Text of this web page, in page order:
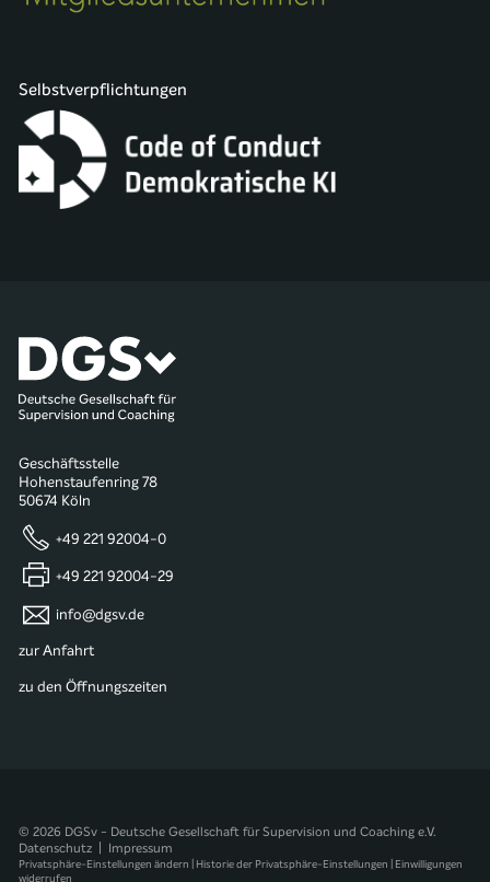
Selbstverpflichtungen
Geschäftsstelle
Hohenstaufenring 78
50674 Köln
+49 221 92004-0
+49 221 92004-29
info@dgsv.de
zur Anfahrt
zu den Öffnungszeiten
© 2026 DGSv - Deutsche Gesellschaft für Supervision und Coaching e.V.
Datenschutz
Impressum
Privatsphäre-Einstellungen ändern | Historie der Privatsphäre-Einstellungen | Einwilligungen
widerrufen